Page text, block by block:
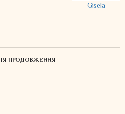
Gisela
ПРОДОВЖЕННЯ